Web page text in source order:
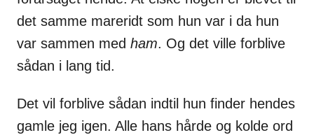
det samme mareridt som hun var i da hun
var sammen med ham. Og det ville forblive
sådan i lang tid.
Det vil forblive sådan indtil hun finder hendes
gamle jeg igen. Alle hans hårde og kolde ord